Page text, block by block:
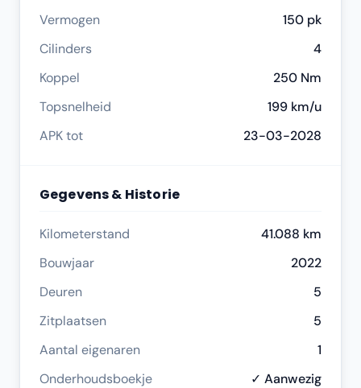
Vermogen
150 pk
Cilinders
4
Koppel
250 Nm
Topsnelheid
199 km/u
APK tot
23-03-2028
Gegevens & Historie
Kilometerstand
41.088 km
Bouwjaar
2022
Deuren
5
Zitplaatsen
5
Aantal eigenaren
1
Onderhoudsboekje
✓ Aanwezig